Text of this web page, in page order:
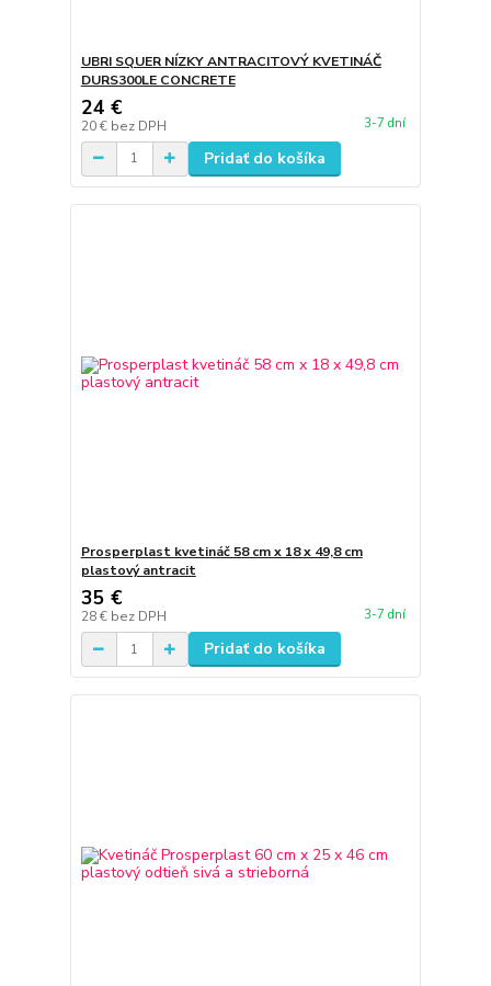
UBRI SQUER NÍZKY ANTRACITOVÝ KVETINÁČ
DURS300LE CONCRETE
24 €
20 € bez DPH 3-7 dní
Pridať do košíka
Prosperplast kvetináč 58 cm x 18 x 49,8 cm
plastový antracit
35 €
28 € bez DPH 3-7 dní
Pridať do košíka